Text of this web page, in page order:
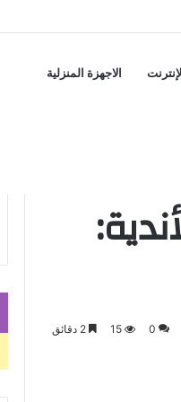
الاجهزة المنزلية
0
15